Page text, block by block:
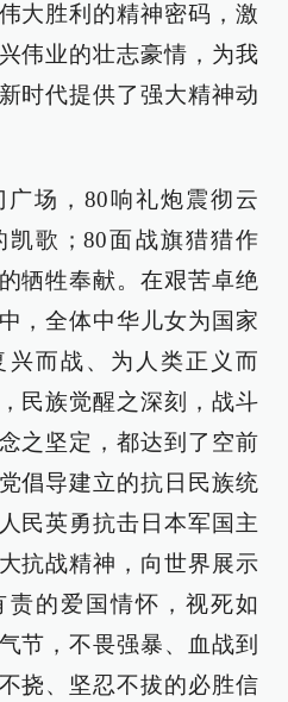
大胜利的精神密码，激
伟业的壮志豪情，为我
时代提供了强大精神动
场，80响礼炮震彻云
歌；80面战旗猎猎作
牺牲奉献。在艰苦卓绝
，全体中华儿女为国家
而战、为人类正义而
民族觉醒之深刻，战斗
之坚定，都达到了空前
倡导建立的抗日民族统
民英勇抗击日本军国主
抗战精神，向世界展示
的爱国情怀，视死如
节，不畏强暴、血战到
挠、坚忍不拔的必胜信